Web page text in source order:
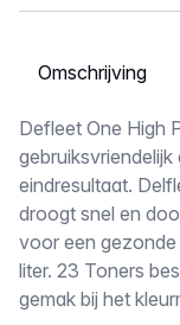
Selecteer een
Defleet One High
eindresultaat.
droogt snel en
voor een
liter. 23 Toners
gemak bij het